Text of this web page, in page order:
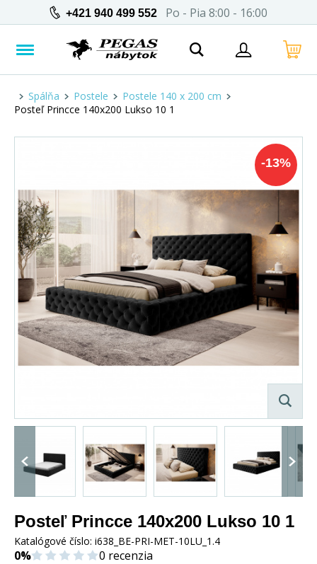
+421 940 499 552 Po - Pia 8:00 - 16:00
Spálňa Postele
Postele 140 x 200 cm
Posteľ Princce 140x200 Lukso 10 1
-13%
Posteľ Princce 140x200 Lukso 10 1
Katalógové číslo: i638_BE-PRI-MET-10LU_1.4
0% 0 recenzia